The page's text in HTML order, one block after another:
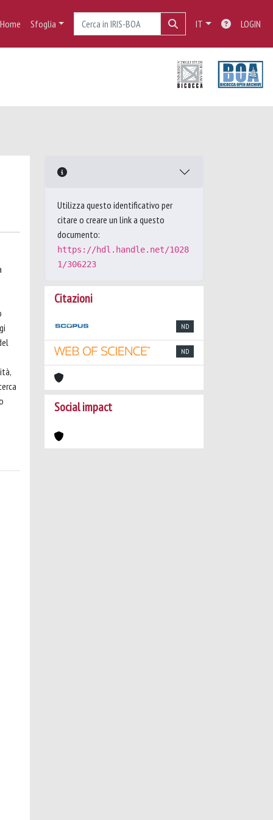
Home Sfoglia IT LOGIN
Utilizza questo identificativo per
citare o creare un link a questo
documento:
https://hdl.handle.net/1028
1/306223
Citazioni
ND
ND
Social impact